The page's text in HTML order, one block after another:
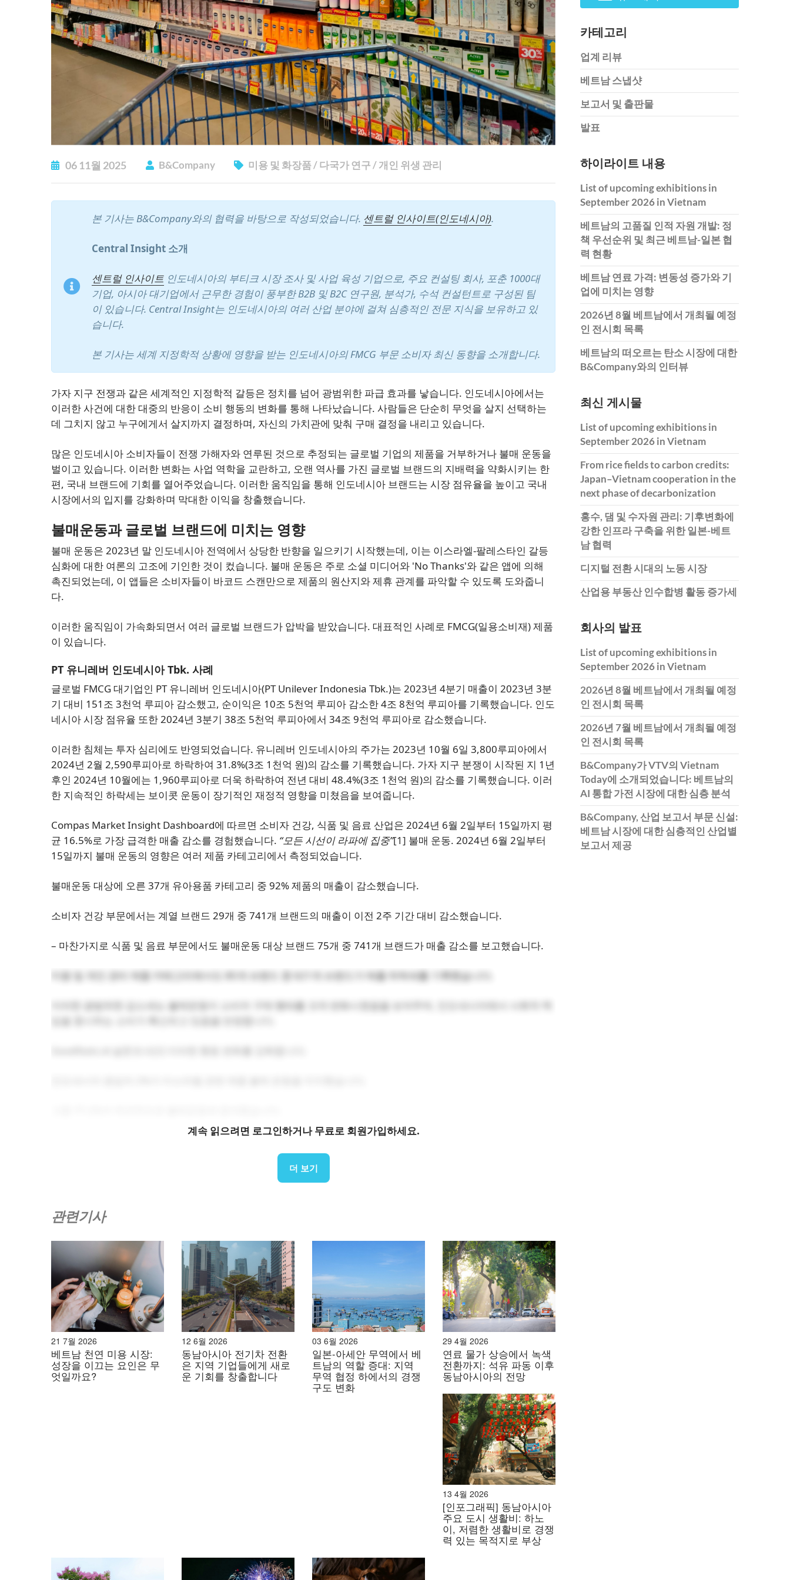
06 11월 2025 B&Company 미용 및 화장품/다국가 연구/개인 위생 관리
본 기사는 B&Company와의 협력을 바탕으로 작성되었습니다. 센트럴 인사이트(인도네시아).
Central Insight 소개
센트럴 인사이트 인도네시아의 부티크 시장 조사 및 사업 육성 기업으로, 주요 컨설팅 회사, 포춘 1000대
기업, 아시아 대기업에서 근무한 경험이 풍부한 B2B 및 B2C 연구원, 분석가, 수석 컨설턴트로 구성된 팀
이 있습니다. Central Insight는 인도네시아의 여러 산업 분야에 걸쳐 심층적인 전문 지식을 보유하고 있
습니다.
본 기사는 세계 지정학적 상황에 영향을 받는 인도네시아의 FMCG 부문 소비자 최신 동향을 소개합니다.
가자 지구 전쟁과 같은 세계적인 지정학적 갈등은 정치를 넘어 광범위한 파급 효과를 낳습니다. 인도네시아에서는
이러한 사건에 대한 대중의 반응이 소비 행동의 변화를 통해 나타났습니다. 사람들은 단순히 무엇을 살지 선택하는
데 그치지 않고 누구에게서 살지까지 결정하며, 자신의 가치관에 맞춰 구매 결정을 내리고 있습니다.
많은 인도네시아 소비자들이 전쟁 가해자와 연루된 것으로 추정되는 글로벌 기업의 제품을 거부하거나 불매 운동을
벌이고 있습니다. 이러한 변화는 사업 역학을 교란하고, 오랜 역사를 가진 글로벌 브랜드의 지배력을 약화시키는 한
편, 국내 브랜드에 기회를 열어주었습니다. 이러한 움직임을 통해 인도네시아 브랜드는 시장 점유율을 높이고 국내
시장에서의 입지를 강화하며 막대한 이익을 창출했습니다.
불매운동과 글로벌 브랜드에 미치는 영향
불매 운동은 2023년 말 인도네시아 전역에서 상당한 반향을 일으키기 시작했는데, 이는 이스라엘-팔레스타인 갈등
심화에 대한 여론의 고조에 기인한 것이 컸습니다. 불매 운동은 주로 소셜 미디어와 'No Thanks'와 같은 앱에 의해
촉진되었는데, 이 앱들은 소비자들이 바코드 스캔만으로 제품의 원산지와 제휴 관계를 파악할 수 있도록 도와줍니
다.
이러한 움직임이 가속화되면서 여러 글로벌 브랜드가 압박을 받았습니다. 대표적인 사례로 FMCG(일용소비재) 제품
이 있습니다.
PT 유니레버 인도네시아 Tbk. 사례
글로벌 FMCG 대기업인 PT 유니레버 인도네시아(PT Unilever Indonesia Tbk.)는 2023년 4분기 매출이 2023년 3분
기 대비 151조 3천억 루피아 감소했고, 순이익은 10조 5천억 루피아 감소한 4조 8천억 루피아를 기록했습니다. 인도
네시아 시장 점유율 또한 2024년 3분기 38조 5천억 루피아에서 34조 9천억 루피아로 감소했습니다.
이러한 침체는 투자 심리에도 반영되었습니다. 유니레버 인도네시아의 주가는 2023년 10월 6일 3,800루피아에서
2024년 2월 2,590루피아로 하락하여 31.8%(3조 1천억 원)의 감소를 기록했습니다. 가자 지구 분쟁이 시작된 지 1년
후인 2024년 10월에는 1,960루피아로 더욱 하락하여 전년 대비 48.4%(3조 1천억 원)의 감소를 기록했습니다. 이러
한 지속적인 하락세는 보이콧 운동이 장기적인 재정적 영향을 미쳤음을 보여줍니다.
Compas Market Insight Dashboard에 따르면 소비자 건강, 식품 및 음료 산업은 2024년 6월 2일부터 15일까지 평
균 16.5%로 가장 급격한 매출 감소를 경험했습니다. “모든 시선이 라파에 집중”[1] 불매 운동. 2024년 6월 2일부터
15일까지 불매 운동의 영향은 여러 제품 카테고리에서 측정되었습니다.
불매운동 대상에 오른 37개 유아용품 카테고리 중 92% 제품의 매출이 감소했습니다.
소비자 건강 부문에서는 계열 브랜드 29개 중 741개 브랜드의 매출이 이전 2주 기간 대비 감소했습니다.
– 마찬가지로 식품 및 음료 부문에서도 불매운동 대상 브랜드 75개 중 741개 브랜드가 매출 감소를 보고했습니다.
미용 및 개인 관리 제품 카테고리에서도 85개 브랜드 중 621개 브랜드가 매출 하락세를 기록했습니다.
이러한 광범위한 감소세는 불매운동이 소비자 구매 행태를 크게 변화시켰음을 보여주며, 인도네시아에서 사회적 책
임을 중시하는 소비가 확산되고 있음을 반영합니다.
이러한 변화의 동기는 다음과 같습니다.
게다가 55.1%는 보이콧 운동이 이스라엘의 행동에 영향을 미치는 데 효과적일 수 있다고 믿었습니다.
본질적으로 이러한 추세는 단기적인 반응 그 이상을 의미합니다. 소비자 가치관의 구조적 변화를 보여줍니다. 인도
네시아 소비자들은 브랜드 평판이 윤리적, 정치적 포지셔닝과 점점 더 밀접하게 연관되어 있음을 보여주고 있으며,
이는 글로벌 FMCG 기업들이 장기적인 브랜드 자산을 유지하기 위해 시장 전략, 이해관계자 참여, 그리고 기업의 사
회적 책임 프레임워크를 재검토하도록 촉구하고 있습니다.
대체 선수와 지역 선수의 부상
윤리적 소비가 인도네시아 FMCG 시장을 재편하면서 지역 브랜드의 부상
가치와 윤리는 이제 소비자 구매 결정에 중추적인 역할을 합니다. 특히 지정학적 사건에 대한 소비자 인식과 사회 운
동이 증가함에 따라, 많은 인도네시아인들은 자신의 도덕적 입장에 어긋나는 것으로 여겨지는 브랜드를 의도적으로
불매하고 있습니다. 이러한 행동 변화는 자연스럽게 소비자들이 자신의 가치관에 더 잘 부합하는 지역적 대안을 찾
이러한 추세는 다국적 기업에 상당한 역풍을 불러일으켰지만 국내 기업, 특히 개인 및 가정 관리, 뷰티, 모자용품 부
문에서 전례 없는 기회를 창출했습니다. 이스라엘과 제휴한 것으로 여겨지는 유니레버 인도네시아는 전통적으로 이
생활용품 시장에서 국내 업체들의 약진이 두드러지게 나타났으며, 윙스 그룹(Wings Group)은 불매운동의 주요 수
혜 기업 중 하나로 떠올랐습니다. 윙스의 경쟁력은 합리적인 가격과 광범위한 유통망에 있으며, 이를 통해 가격에 민
계속 읽으려면 로그인하거나 무료로 회원가입하세요.
더 보기
관련기사
21 7월 2026
베트남 천연 미용 시장:
성장을 이끄는 요인은 무
엇일까요?
12 6월 2026
동남아시아 전기차 전환
은 지역 기업들에게 새로
운 기회를 창출합니다
03 6월 2026
일본-아세안 무역에서 베
트남의 역할 증대: 지역
무역 협정 하에서의 경쟁
구도 변화
29 4월 2026
연료 물가 상승에서 녹색
전환까지: 석유 파동 이후
동남아시아의 전망
13 4월 2026
[인포그래픽] 동남아시아
주요 도시 생활비: 하노
이, 저렴한 생활비로 경쟁
력 있는 목적지로 부상
카테고리
업계 리뷰
베트남 스냅샷
보고서 및 출판물
발표
하이라이트 내용
List of upcoming exhibitions in
September 2026 in Vietnam
베트남의 고품질 인적 자원 개발: 정
책 우선순위 및 최근 베트남-일본 협
력 현황
베트남 연료 가격: 변동성 증가와 기
업에 미치는 영향
2026년 8월 베트남에서 개최될 예정
인 전시회 목록
베트남의 떠오르는 탄소 시장에 대한
B&Company와의 인터뷰
최신 게시물
List of upcoming exhibitions in
September 2026 in Vietnam
From rice fields to carbon credits:
Japan–Vietnam cooperation in the
next phase of decarbonization
홍수, 댐 및 수자원 관리: 기후변화에
강한 인프라 구축을 위한 일본-베트
남 협력
디지털 전환 시대의 노동 시장
산업용 부동산 인수합병 활동 증가세
회사의 발표
List of upcoming exhibitions in
September 2026 in Vietnam
2026년 8월 베트남에서 개최될 예정
인 전시회 목록
2026년 7월 베트남에서 개최될 예정
인 전시회 목록
B&Company가 VTV의 Vietnam
Today에 소개되었습니다: 베트남의
AI 통합 가전 시장에 대한 심층 분석
B&Company, 산업 보고서 부문 신설:
베트남 시장에 대한 심층적인 산업별
보고서 제공